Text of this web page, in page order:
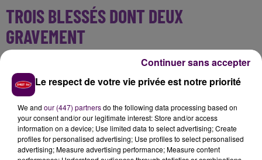
TROIS BLESSÉS DONT DEUX
GRAVEMENT
Les trois occupants de la voiture ont été blessés dans
cet accident.Deux adolescents de 17 ans ont été
transportés en urgence absolue
au CHU de Caen,
l'un a été héliporté. La troisième personne, un homme
de 25 ans plus légèrement blessé, a également été
conduite à l'hôpital caennais.
Le respect de votre vie privée est notre priorité
We and our (447) partnersdo the following data processing based on
your consent and/or our legitimate interest: Store and/or access
information on a device; Use limited data to select advertising; Create
profiles for personalised advertising; Use profiles to select personalised
advertising; Measure advertising performance; Measure content
Continuer sans accepter